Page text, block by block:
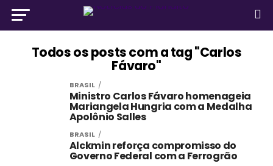
Todos os posts com a tag "Carlos
Fávaro"
BRASIL
Ministro Carlos Fávaro homenageia
Mariangela Hungria com a Medalha
Apolônio Salles
BRASIL
Alckmin reforça compromisso do
Governo Federal com a Ferrogrão